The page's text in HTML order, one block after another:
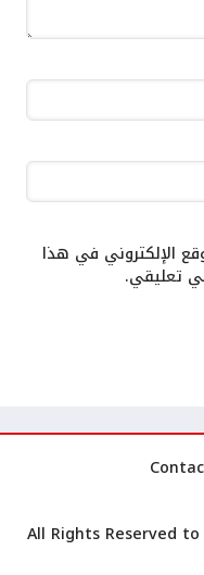
الإلكتروني في هذا
تعليقي.